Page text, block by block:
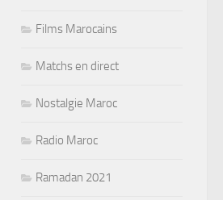
Films Marocains
Matchs en direct
Nostalgie Maroc
Radio Maroc
Ramadan 2021